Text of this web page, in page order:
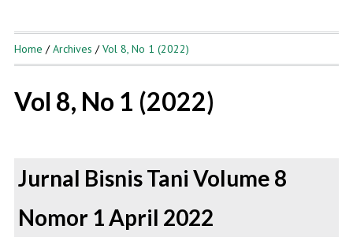
Home /Archives /Vol 8, No 1 (2022)
Vol 8, No 1 (2022)
Jurnal Bisnis Tani Volume 8
Nomor 1 April 2022